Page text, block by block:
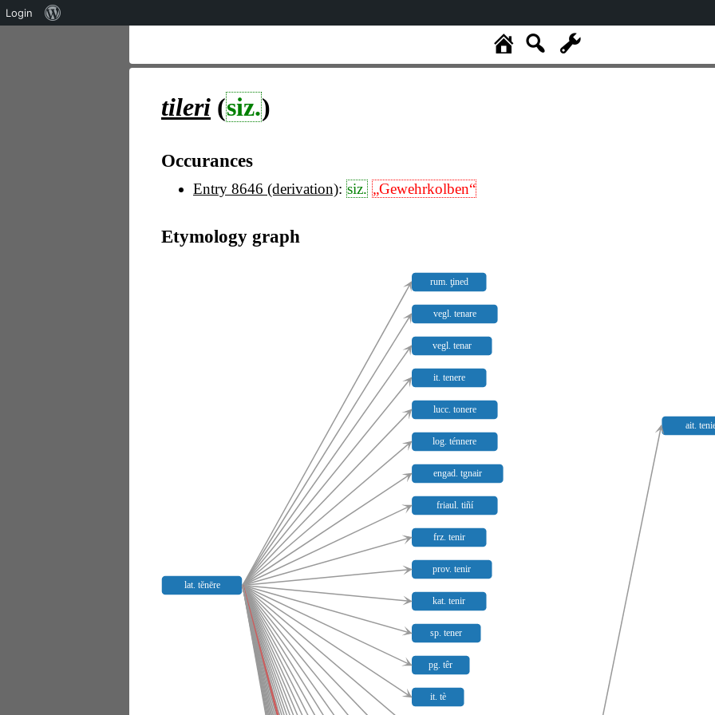
tileri (siz.)
Occurances
Entry 8646 (derivation): siz. „Gewehrkolben“
Etymology graph
lat. tĕnēre
rum. ƫined
vegl. tenare
vegl. tenar
it. tenere
lucc. tonere
log. ténnere
engad. tgnair
friaul. tiñí
frz. tenir
prov. tenir
kat. tenir
sp. tener
pg. têr
it. tè
ait.
Login